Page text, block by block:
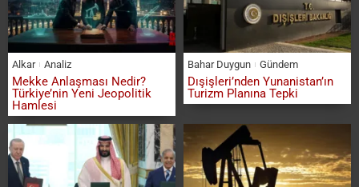
Alkar Analiz
Mekke Anlaşması Nedir?
Türkiye’nin Yeni Jeopolitik
Hamlesi
Bahar Duygun Gündem
Dışişleri’nden Yunanistan’ın
Turizm Planına Tepki